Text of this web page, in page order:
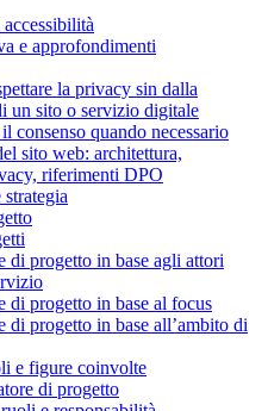
e approfondimenti
la privacy sin dalla
un sito o servizio digitale
consenso quando necessario
sito web: architettura,
riferimenti DPO
di progetto in base agli attori
di progetto in base al focus
di progetto in base all’ambito di
e figure coinvolte
di progetto